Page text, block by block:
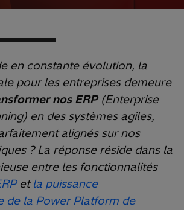
en constante évolution, la
pour les entreprises demeure
nos ERP(Enterprise
en des systèmes agiles,
alignés sur nos
? La réponse réside dans la
entre les fonctionnalités
et la puissance
de la Power Platform de